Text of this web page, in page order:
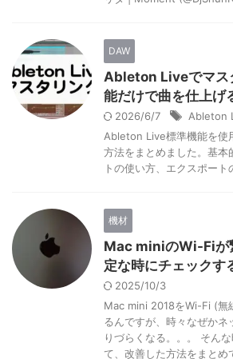
DAW
Ableton Liveでマス
能だけで曲を仕上げ
2026/6/7 Ableton
Ableton Live標準機能を使
方法をまとめました。基本
トの使い方、エクスポート
機材
Mac miniのWi-Fiが
定な時にチェックす
2025/10/3
Mac mini 2018をWi-Fi (無
るんですが、時々なぜか
りづらくなる。。。 そん
て、改善した方法をまとめ